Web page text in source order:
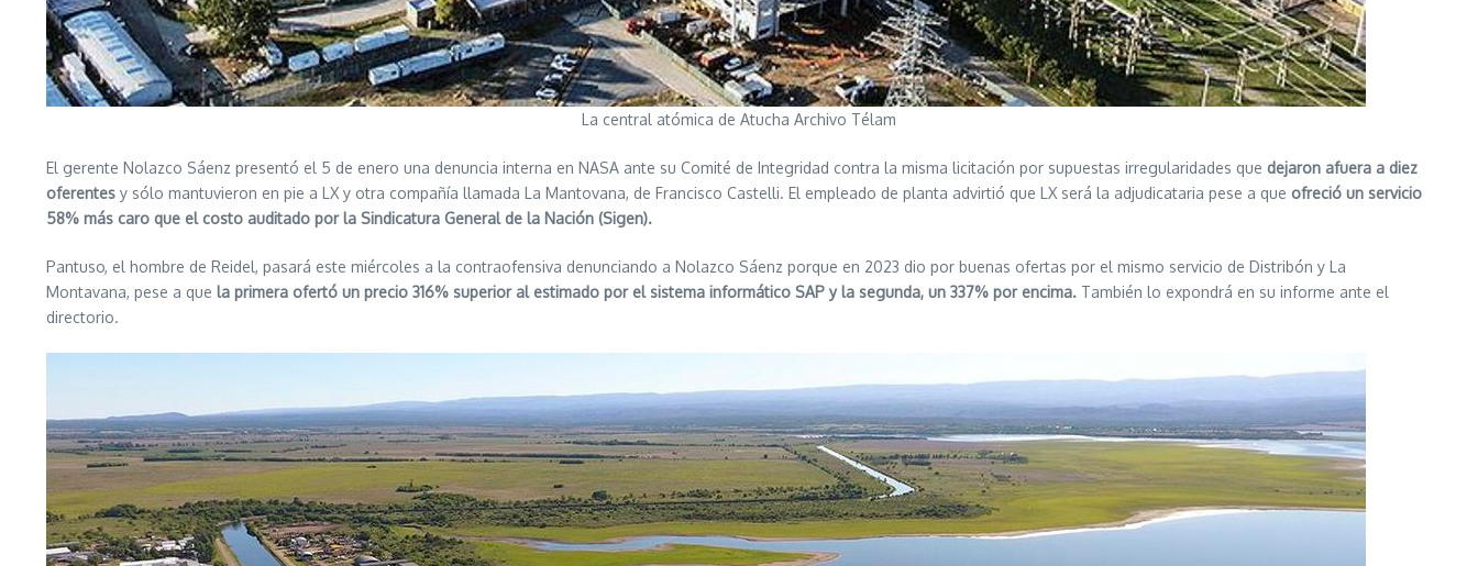
La central atómica de Atucha Archivo Télam
El gerente Nolazco Sáenz presentó el 5 de enero una denuncia interna en NASA ante su Comité de Integridad contra la misma licitación por supuestas irregularidades que dejaron afuera a diez
oferentes y sólo mantuvieron en pie a LX y otra compañía llamada La Mantovana, de Francisco Castelli. El empleado de planta advirtió que LX será la adjudicataria pese a que ofreció un servicio
58% más caro que el costo auditado por la Sindicatura General de la Nación (Sigen).
Pantuso, el hombre de Reidel, pasará este miércoles a la contraofensiva denunciando a Nolazco Sáenz porque en 2023 dio por buenas ofertas por el mismo servicio de Distribón y La
Montavana, pese a que la primera ofertó un precio 316% superior al estimado por el sistema informático SAP y la segunda, un 337% por encima. También lo expondrá en su informe ante el
directorio.